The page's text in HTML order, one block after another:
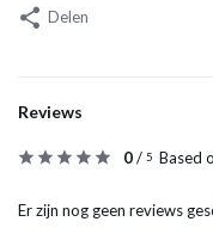
Delen
Reviews
0/ 5 Based
Er zijn nog geen reviews